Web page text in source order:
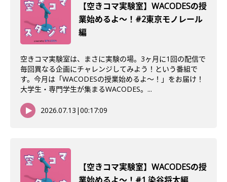
【空きコマ実験室】WACODESの授
業始めるよ〜！#2東京モノレール
編
空きコマ実験室は、まさに実験の場。3ヶ月に1回の配信で
毎回異なる企画にチャレンジしてみよう！という番組で
す。今月は「WACODESの授業始めるよ～！」をお届け！
大学生・専門学生が集まるWACODES。...
2026.07.13 |00:17:09
【空きコマ実験室】WACODESの授